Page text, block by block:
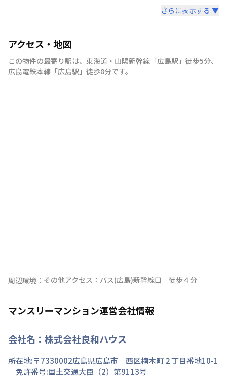
さらに表示する ▼
アクセス・地図
この物件の最寄り駅は、 東海道・山陽新幹線 「広島駅 」 徒歩5分、
広島電鉄本線 「広島駅 」 徒歩8分です。
周辺環境： その他アクセス：バス(広島)新幹線口　徒歩４分
マンスリーマンション運営会社情報
会社名： 株式会社良和ハウス
所在地:〒7330002広島県広島市 西区楠木町２丁目番地10-1
｜免許番号:国土交通大臣（2）第9113号